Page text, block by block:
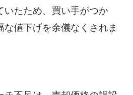
いたため、買い手がつか
な値下げを余儀なくされま